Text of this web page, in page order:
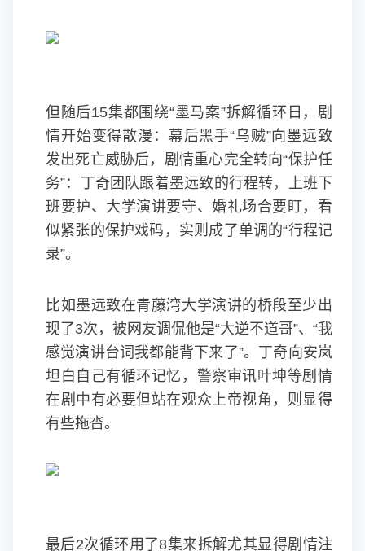
但随后15集都围绕“墨马案”拆解循环日，剧
情开始变得散漫：幕后黑手“乌贼”向墨远致
发出死亡威胁后，剧情重心完全转向“保护任
务”：丁奇团队跟着墨远致的行程转，上班下
班要护、大学演讲要守、婚礼场合要盯，看
似紧张的保护戏码，实则成了单调的“行程记
录”。
比如墨远致在青藤湾大学演讲的桥段至少出
现了3次，被网友调侃他是“大逆不道哥”、“我
感觉演讲台词我都能背下来了”。丁奇向安岚
坦白自己有循环记忆，警察审讯叶坤等剧情
在剧中有必要但站在观众上帝视角，则显得
有些拖沓。
最后2次循环用了8集来拆解尤其显得剧情注